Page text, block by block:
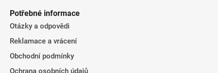
Potřebné informace
Otázky a odpovědi
Reklamace a vrácení
Obchodní podmínky
Ochrana osobních údajů